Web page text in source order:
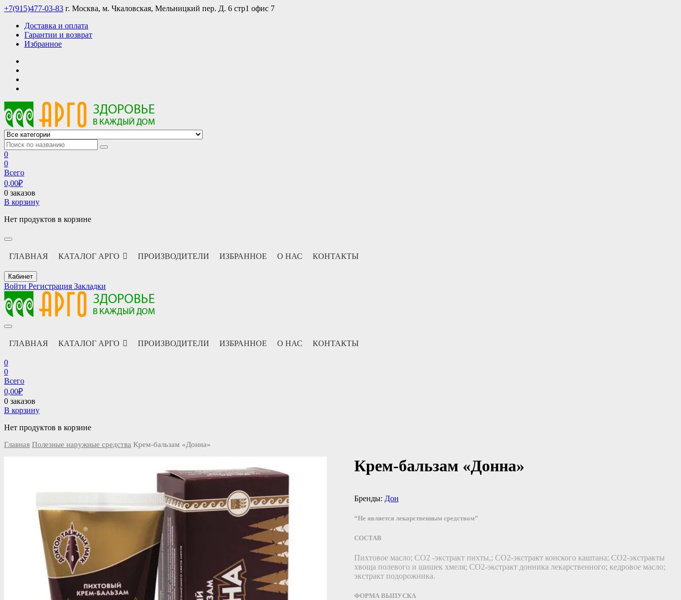
Skip
content
+7(915)477-03-83 г. Москва, м. Чкаловская, Мельницкий пер. Д. 6 стр1 офис 7
Доставка и оплата
Гарантии и возврат
Избранное
АРГО интернет магазин, доставка в Москве и по всей России
АРГО каталог каталог продукции, официальные цены
0
0
Всего
0,00₽
0 заказов
В корзину
Нет продуктов в корзине
ГЛАВНАЯ КАТАЛОГ АРГО ПРОИЗВОДИТЕЛИ ИЗБРАННОЕ О НАС КОНТАКТЫ
Кабинет
Войти Регистрация Закладки
ГЛАВНАЯ
КАТАЛОГ АРГО ПРОИЗВОДИТЕЛИ ИЗБРАННОЕ О НАС КОНТАКТЫ
0
0
Всего
0,00₽
0 заказов
В корзину
Нет продуктов в корзине
Главная Полезные наружные средства Крем-бальзам «Донна»
Крем-бальзам «Донна»
Бренды: Дон
“Не является лекарственным средством”
СОСТАВ
Пихтовое масло; СО2 -экстракт пихты,; СО2-экстракт конского каштана; СО2-экстракты
хвоща полевого и шишек хмеля; СО2-экстракт донника лекарственного; кедровое масло;
экстракт подорожника.
ФОРМА ВЫПУСКА